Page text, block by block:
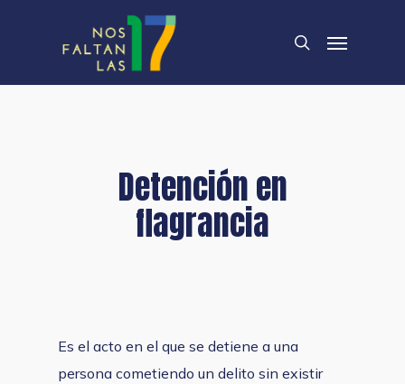
search
Menu
Detención en
flagrancia
Es el acto en el que se detiene a una
persona cometiendo un delito sin existir